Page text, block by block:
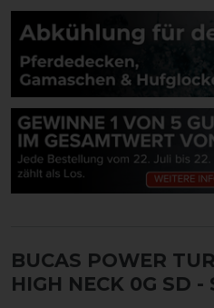
BUCAS POWER
HIGH NECK 0G SD -